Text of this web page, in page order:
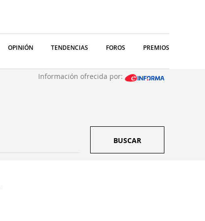
OPINIÓN TENDENCIAS FOROS PREMIOS
Información ofrecida por:
BUSCAR